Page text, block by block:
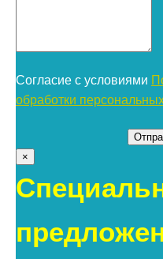
Согласие с условиями
обработки
×